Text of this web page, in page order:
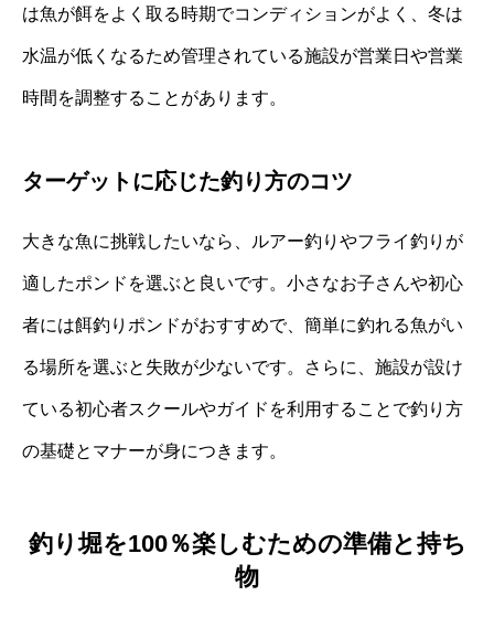
は魚が餌をよく取る時期でコンディションがよく、冬は
水温が低くなるため管理されている施設が営業日や営業
時間を調整することがあります。
ターゲットに応じた釣り方のコツ
大きな魚に挑戦したいなら、ルアー釣りやフライ釣りが
適したポンドを選ぶと良いです。小さなお子さんや初心
者には餌釣りポンドがおすすめで、簡単に釣れる魚がい
る場所を選ぶと失敗が少ないです。さらに、施設が設け
ている初心者スクールやガイドを利用することで釣り方
の基礎とマナーが身につきます。
釣り堀を100％楽しむための準備と持ち
物